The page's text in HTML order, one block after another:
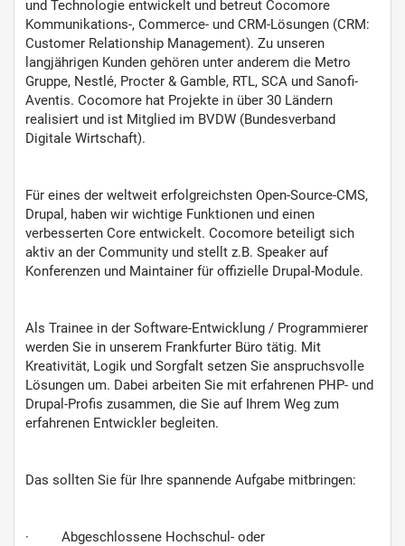
und Technologie entwickelt und betreut Cocomore
Kommunikations-, Commerce- und CRM-Lösungen (CRM:
Customer Relationship Management). Zu unseren
langjährigen Kunden gehören unter anderem die Metro
Gruppe, Nestlé, Procter & Gamble, RTL, SCA und Sanofi-
Aventis. Cocomore hat Projekte in über 30 Ländern
realisiert und ist Mitglied im BVDW (Bundesverband
Digitale Wirtschaft).
Für eines der weltweit erfolgreichsten Open-Source-CMS,
Drupal, haben wir wichtige Funktionen und einen
verbesserten Core entwickelt. Cocomore beteiligt sich
aktiv an der Community und stellt z.B. Speaker auf
Konferenzen und Maintainer für offizielle Drupal-Module.
Als Trainee in der Software-Entwicklung / Programmierer
werden Sie in unserem Frankfurter Büro tätig. Mit
Kreativität, Logik und Sorgfalt setzen Sie anspruchsvolle
Lösungen um. Dabei arbeiten Sie mit erfahrenen PHP- und
Drupal-Profis zusammen, die Sie auf Ihrem Weg zum
erfahrenen Entwickler begleiten.
Das sollten Sie für Ihre spannende Aufgabe mitbringen:
· Abgeschlossene Hochschul- oder